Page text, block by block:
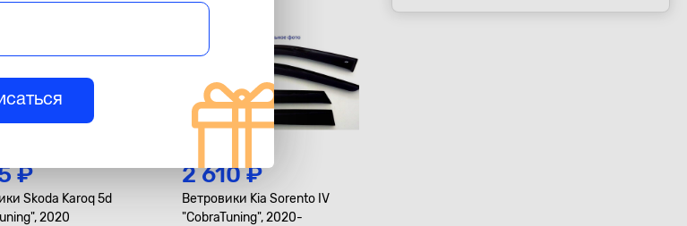
₽
Skoda Karoq 5d
2020
2 610 ₽
Ветровики Kia Sorento IV
"CobraTuning", 2020-